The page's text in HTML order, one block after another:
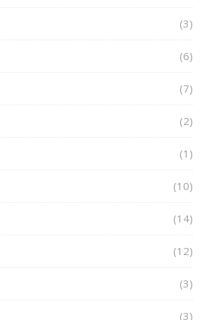
(3)
(6)
(7)
(2)
(1)
(10)
(14)
(12)
(3)
(3)